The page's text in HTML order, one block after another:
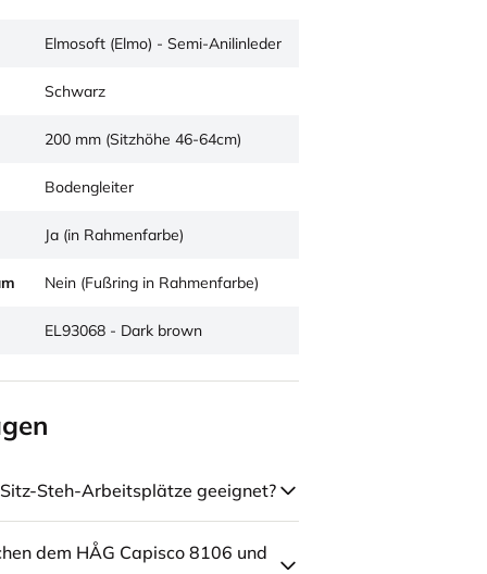
Elmosoft (Elmo) - Semi-Anilinleder
Schwarz
200 mm (Sitzhöhe 46-64cm)
Bodengleiter
Ja (in Rahmenfarbe)
Nein (Fußring in Rahmenfarbe)
EL93068 - Dark brown
Steh-Arbeitsplätze geeignet?
dem HÅG Capisco 8106 und